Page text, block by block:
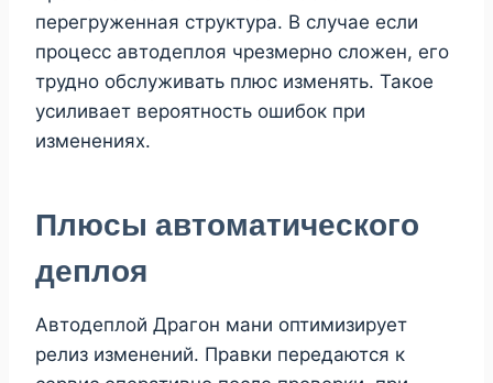
перегруженная структура. В случае если
процесс автодеплоя чрезмерно сложен, его
трудно обслуживать плюс изменять. Такое
усиливает вероятность ошибок при
изменениях.
Плюсы автоматического
деплоя
Автодеплой Драгон мани оптимизирует
релиз изменений. Правки передаются к